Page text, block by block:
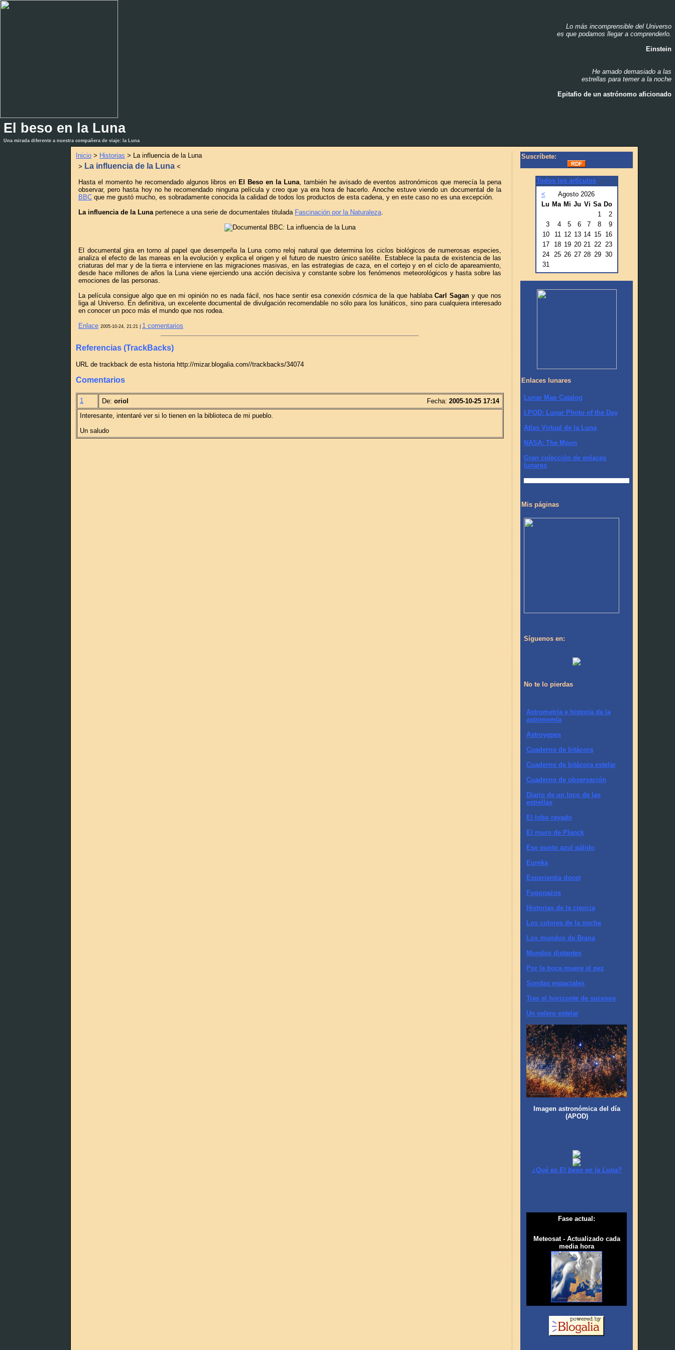
Lo más incomprensible del Universo
es que podamos llegar a comprenderlo.
Einstein
He amado demasiado a las
estrellas para temer a la noche
Epitafio de un astrónomo aficionado
El beso en la Luna
Una mirada diferente a nuestra compañera de viaje: la Luna
Inicio > Historias > La influencia de la Luna
> La influencia de la Luna <
Hasta el momento he recomendado algunos libros en El Beso en la Luna, también he avisado de eventos astronómicos que merecía la pena
observar, pero hasta hoy no he recomendado ninguna película y creo que ya era hora de hacerlo. Anoche estuve viendo un documental de la
BBC que me gustó mucho, es sobradamente conocida la calidad de todos los productos de esta cadena, y en este caso no es una excepción.
La influencia de la Lunapertenece a una serie de documentales titulada Fascinación por la Naturaleza.
El documental gira en torno al papel que desempeña la Luna como reloj natural que determina los ciclos biológicos de numerosas especies,
analiza el efecto de las mareas en la evolución y explica el origen y el futuro de nuestro único satélite. Establece la pauta de existencia de las
criaturas del mar y de la tierra e interviene en las migraciones masivas, en las estrategias de caza, en el cortejo y en el ciclo de apareamiento,
desde hace millones de años la Luna viene ejerciendo una acción decisiva y constante sobre los fenómenos meteorológicos y hasta sobre las
emociones de las personas.
La película consigue algo que en mi opinión no es nada fácil, nos hace sentir esaconexión cósmica de la que hablabaCarl Sagan y que nos
liga al Universo. En definitiva, un excelente documental de divulgación recomendable no sólo para los lunáticos, sino para cualquiera interesado
en conocer un poco más el mundo que nos rodea.
Enlace 2005-10-24, 21:21 | 1 comentarios
Referencias (TrackBacks)
URL de trackback de esta historia http://mizar.blogalia.com//trackbacks/34074
Comentarios
1 De: oriol Fecha: 2005-10-25 17:14
Interesante, intentaré ver si lo tienen en la biblioteca de mi pueblo.
Un saludo
Suscríbete:
Todos los artículos
<
Agosto 2026
Lu Ma Mi Ju Vi Sa Do
1
2
3
4 5 6 7 8
9
10
11 12 13 14 15
16
17
18 19 20 21 22 23
24
25 26 27 28 29 30
31
Enlaces lunares
Lunar Map Catalog
LPOD: Lunar Photo of the Day
Atlas Virtual de la Luna
NASA: The Moon
Gran colección de enlaces
lunares
Mis páginas
Síguenos en:
No te lo pierdas
Astrometría e historia de la
astronomía
Astroyepes
Cuaderno de bitácora
Cuaderno de bitácora estelar
Cuaderno de observación
Diario de un loco de las
estrellas
El lobo rayado
El muro de Planck
Ese punto azul pálido
Eureka
Experientia docet
Fogonazos
Historias de la ciencia
Los colores de la noche
Los mundos de Brana
Mundos distantes
Por la boca muere el pez
Sondas espaciales
Tras el horizonte de sucesos
Un velero estelar
Imagen astronómica del día
(APOD)
¿Qué es El beso en la Luna?
Fase actual:
Meteosat - Actualizado cada
media hora